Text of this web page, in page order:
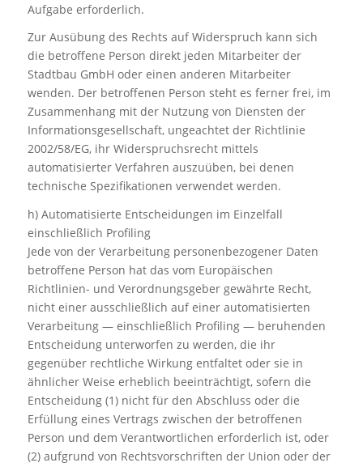
Aufgabe erforderlich.
Zur Ausübung des Rechts auf Widerspruch kann sich
die betroffene Person direkt jeden Mitarbeiter der
Stadtbau GmbH oder einen anderen Mitarbeiter
wenden. Der betroffenen Person steht es ferner frei, im
Zusammenhang mit der Nutzung von Diensten der
Informationsgesellschaft, ungeachtet der Richtlinie
2002/58/EG, ihr Widerspruchsrecht mittels
automatisierter Verfahren auszuüben, bei denen
technische Spezifikationen verwendet werden.
h) Automatisierte Entscheidungen im Einzelfall
einschließlich Profiling
Jede von der Verarbeitung personenbezogener Daten
betroffene Person hat das vom Europäischen
Richtlinien- und Verordnungsgeber gewährte Recht,
nicht einer ausschließlich auf einer automatisierten
Verarbeitung — einschließlich Profiling — beruhenden
Entscheidung unterworfen zu werden, die ihr
gegenüber rechtliche Wirkung entfaltet oder sie in
ähnlicher Weise erheblich beeinträchtigt, sofern die
Entscheidung (1) nicht für den Abschluss oder die
Erfüllung eines Vertrags zwischen der betroffenen
Person und dem Verantwortlichen erforderlich ist, oder
(2) aufgrund von Rechtsvorschriften der Union oder der